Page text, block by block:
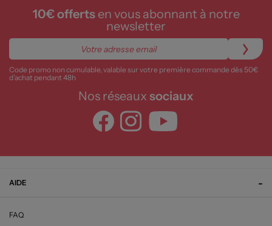
10€ offertsen vous abonnant à notre
newsletter
Code promo non cumulable, valable sur votre première commande dès 50€
d’achat pendant 48h
Nos réseaux sociaux
AIDE
FAQ